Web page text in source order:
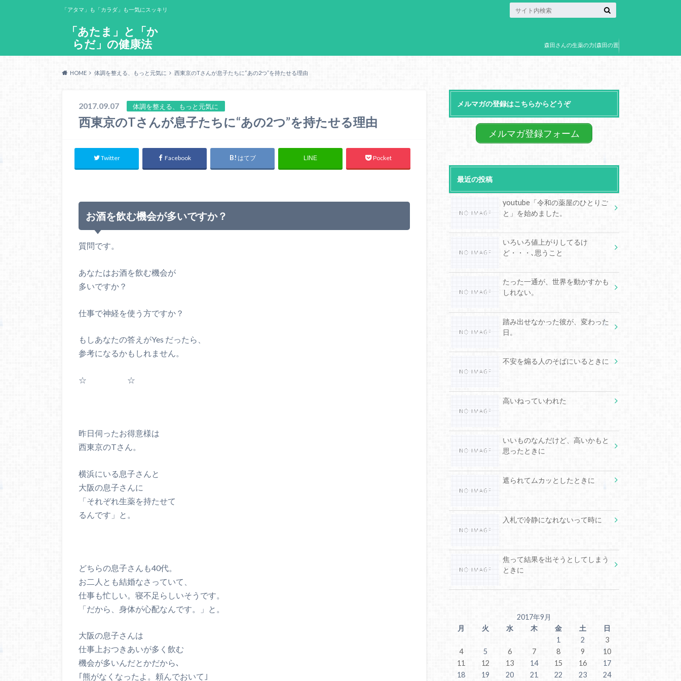
「あたま」と「か
らだ」の健康法
「アタマ」も「カラダ」も一気にスッキリ
森田さんの生薬の力(森田の置
HOME
体調を整える、もっと元気に 西東京のTさんが息子たちに“あの2つ”を持たせる理由
2017.09.07 体調を整える、もっと元気に
西東京のTさんが息子たちに“あの2つ”を持たせる理由
Twitter Facebook はてブ LINE Pocket
お酒を飲む機会が多いですか？
質問です。
あなたはお酒を飲む機会が
多いですか？
仕事で神経を使う方ですか？
もしあなたの答えがYes だったら、
参考になるかもしれません。
☆ ☆
昨日伺ったお得意様は
西東京のTさん。
横浜にいる息子さんと
大阪の息子さんに
「それぞれ生薬を持たせて
るんです」と。
どちらの息子さんも40代。
お二人とも結婚なさっていて、
仕事も忙しい。寝不足らしいそうです。
「だから、身体が心配なんです。」と。
大阪の息子さんは
仕事上おつきあいが多く飲む
機会が多いんだとかだから､
｢熊がなくなったよ。頼んでおいて｣
メルマガの登録はこちらからどうぞ
メルマガ登録フォーム
最近の投稿
youtube「令和の薬屋のひとりご
と」を始めました。
いろいろ値上がりしてるけ
ど・・・､思うこと
たった一通が、世界を動かすかも
しれない。
踏み出せなかった彼が、変わった
日。
不安を煽る人のそばにいるときに
高いねっていわれた
いいものなんだけど、高いかもと
思ったときに
遮られてムカッとしたときに
入札で冷静になれないって時に
焦って結果を出そうとしてしまう
ときに
2017年9月
月
火 水 木 金 土
日
1
2
3
4
5 6 7 8 9
10
11
12 13 14 15 16
17
18
19 20 21 22 23 24